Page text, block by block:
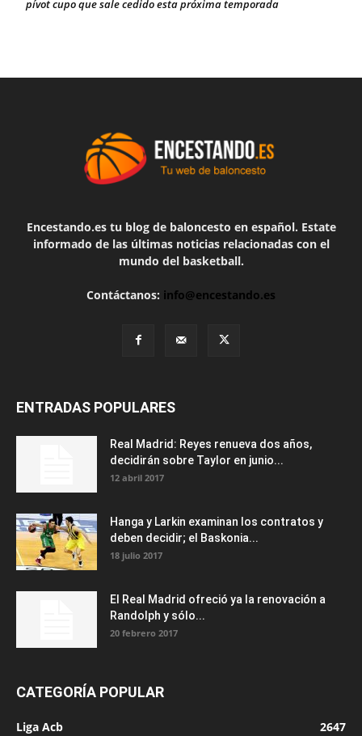
pívot cupo que sale cedido esta próxima temporada
Encestando.es tu blog de baloncesto en español. Estate
informado de las últimas noticias relacionadas con el
mundo del basketball.
Contáctanos: info@encestando.es
ENTRADAS POPULARES
Real Madrid: Reyes renueva dos años,
decidirán sobre Taylor en junio...
12 abril 2017
Hanga y Larkin examinan los contratos y
deben decidir; el Baskonia...
18 julio 2017
El Real Madrid ofreció ya la renovación a
Randolph y sólo...
20 febrero 2017
CATEGORÍA POPULAR
Liga Acb 2647